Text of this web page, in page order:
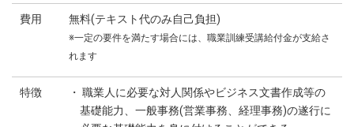
費用 無料(テキスト代のみ自己負担)
※一定の要件を満たす場合には、職業訓練受講給付金が支給さ
れます
特徴
・ 職業人に必要な対人関係やビジネス文書作成等の
基礎能力、一般事務(営業事務、経理事務)の遂行に